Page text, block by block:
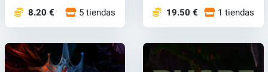
8.20 € 5 tiendas 19.50 € 1 tiendas